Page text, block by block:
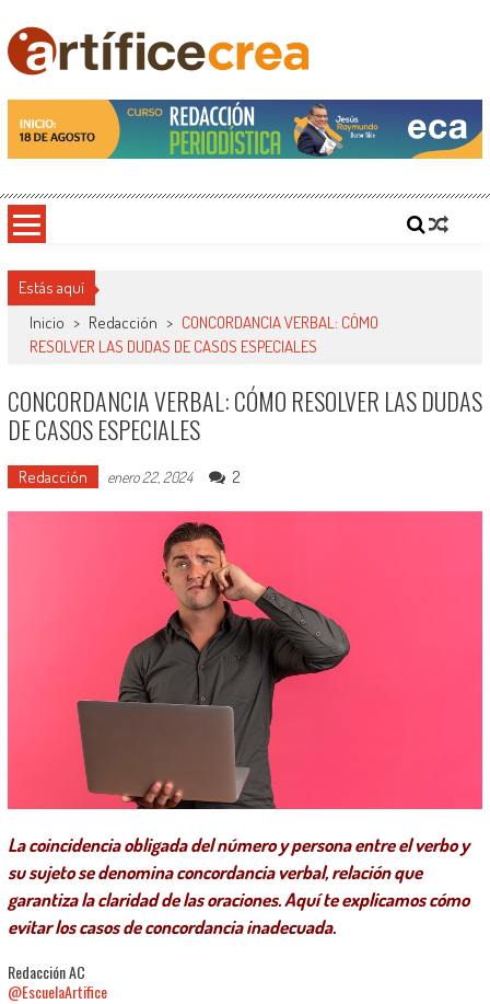
contenido
Artificecrea
Blog de Artífice Comunicadores, elaboramos contenidos periodísticos y editoriales en
diversos formatos, capacitamos en temas de comunicación y educación.
Estás aquí
Inicio > Redacción > CONCORDANCIA VERBAL: CÓMO
RESOLVER LAS DUDAS DE CASOS ESPECIALES
CONCORDANCIA VERBAL: CÓMO RESOLVER LAS DUDAS
DE CASOS ESPECIALES
Redacción enero 22, 2024 2
La coincidencia obligada del número y persona entre el verbo y
su sujeto se denomina concordancia verbal, relación que
garantiza la claridad de las oraciones. Aquí te explicamos cómo
evitar los casos de concordancia inadecuada.
Redacción AC
@EscuelaArtifice